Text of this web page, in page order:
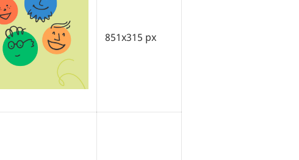
851x315 px